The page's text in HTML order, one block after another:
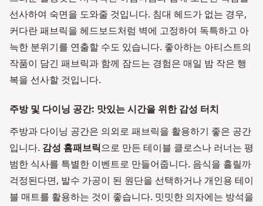
선사하여 숙면을 도와줄 것입니다. 침대 헤드가 없는 경우,
커다란 패브릭을 헤드보드처럼 벽에 고정하여 독특하고 아
늑한 분위기를 연출할 수도 있습니다. 좋아하는 아티스트의
작품이 담긴 패브릭과 함께 잠드는 경험은 매일 밤 작은 행
복을 선사할 것입니다.
주방 및 다이닝 공간: 맛있는 시간을 위한 감성 터치
주방과 다이닝 공간은 의외로 패브릭을 활용하기 좋은 공간
입니다. 감성 홈패브릭으로 만든 테이블 클로스나 러너는 평
범한 식사를 특별한 이벤트로 만들어줍니다. 음식을 흘릴까
걱정된다면, 발수 가공이 된 원단을 선택하거나 개인용 테이
블 매트를 활용하는 것이 좋습니다. 밋밋한 의자에는 방석을